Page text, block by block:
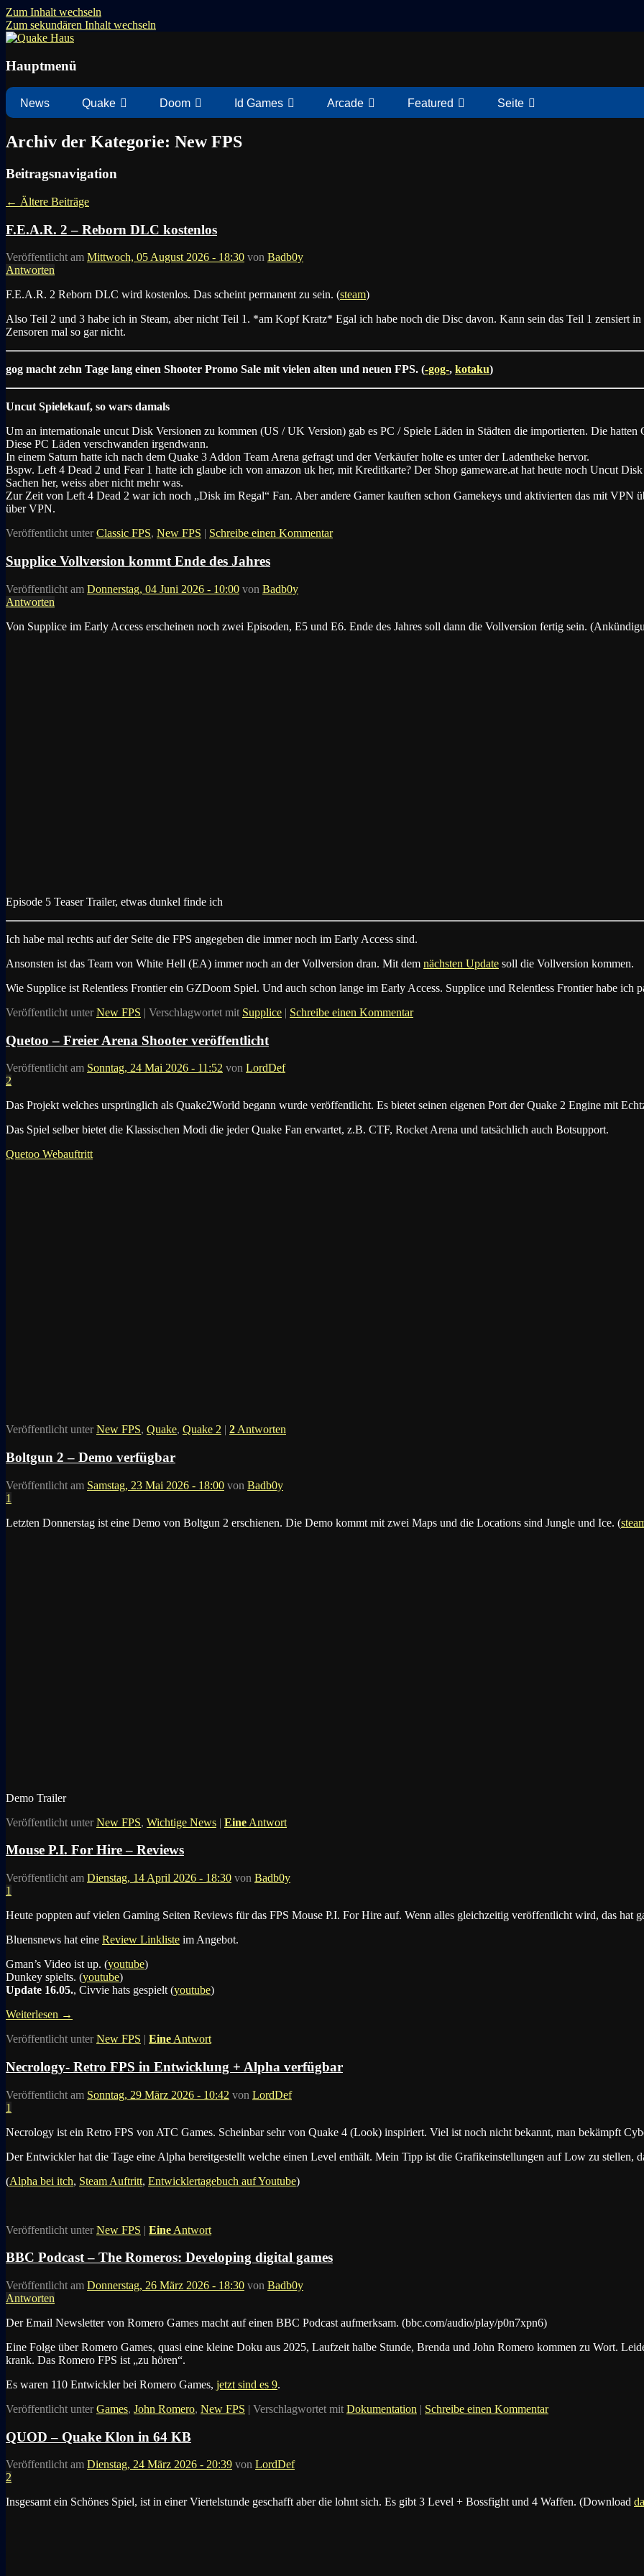
Zum Inhalt wechseln
Zum sekundären Inhalt wechseln
Quake Haus
Hauptmenü
News Quake Doom Id Games Arcade Featured Seite
Archiv der Kategorie: New FPS
Beitragsnavigation
← Ältere Beiträge
F.E.A.R. 2 – Reborn DLC kostenlos
Veröffentlicht am Mittwoch, 05 August 2026 - 18:30 von Badb0y
Antworten
F.E.A.R. 2 Reborn DLC wird kostenlos. Das scheint permanent zu sein. (steam)
Also Teil 2 und 3 habe ich in Steam, aber nicht Teil 1. *am Kopf Kratz* Egal ich habe noch die Disc davon. Kann sein das Teil 1 zensiert
Zensoren mal so gar nicht.
gog macht zehn Tage lang einen Shooter Promo Sale mit vielen alten und neuen FPS. (-gog-, kotaku)
Uncut Spielekauf, so wars damals
Um an internationale uncut Disk Versionen zu kommen (US / UK Version) gab es PC / Spiele Läden in Städten die importierten. Die hatten
Diese PC Läden verschwanden irgendwann.
In einem Saturn hatte ich nach dem Quake 3 Addon Team Arena gefragt und der Verkäufer holte es unter der Ladentheke hervor.
Bspw. Left 4 Dead 2 und Fear 1 hatte ich glaube ich von amazon uk her, mit Kreditkarte? Der Shop gameware.at hat heute noch Uncut
Sachen her, weiss aber nicht mehr was.
Zur Zeit von Left 4 Dead 2 war ich noch „Disk im Regal“ Fan. Aber andere Gamer kauften schon Gamekeys und aktivierten das mit VPN
über VPN.
Veröffentlicht unter Classic FPS, New FPS | Schreibe einen Kommentar
Supplice Vollversion kommt Ende des Jahres
Veröffentlicht am Donnerstag, 04 Juni 2026 - 10:00 von Badb0y
Antworten
Von Supplice im Early Access erscheinen noch zwei Episoden, E5 und E6. Ende des Jahres soll dann die Vollversion fertig sein.
Episode 5 Teaser Trailer, etwas dunkel finde ich
Ich habe mal rechts auf der Seite die FPS angegeben die immer noch im Early Access sind.
Ansonsten ist das Team von White Hell (EA) immer noch an der Vollversion dran. Mit dem nächsten Update soll die Vollversion kommen.
Wie Supplice ist Relentless Frontier ein GZDoom Spiel. Und auch schon lange im Early Access. Supplice und Relentless Frontier habe ich
Veröffentlicht unter New FPS | Verschlagwortet mit Supplice | Schreibe einen Kommentar
Quetoo – Freier Arena Shooter veröffentlicht
Veröffentlicht am Sonntag, 24 Mai 2026 - 11:52 von LordDef
2
Das Projekt welches ursprünglich als Quake2World begann wurde veröffentlicht. Es bietet seinen eigenen Port der Quake 2 Engine mit
Das Spiel selber bietet die Klassischen Modi die jeder Quake Fan erwartet, z.B. CTF, Rocket Arena und tatsächlich auch Botsupport.
Quetoo Webauftritt
Veröffentlicht unter New FPS, Quake, Quake 2 | 2 Antworten
Boltgun 2 – Demo verfügbar
Veröffentlicht am Samstag, 23 Mai 2026 - 18:00 von Badb0y
1
Letzten Donnerstag ist eine Demo von Boltgun 2 erschienen. Die Demo kommt mit zwei Maps und die Locations sind Jungle und Ice. (
Demo Trailer
Veröffentlicht unter New FPS, Wichtige News | Eine Antwort
Mouse P.I. For Hire – Reviews
Veröffentlicht am Dienstag, 14 April 2026 - 18:30 von Badb0y
1
Heute poppten auf vielen Gaming Seiten Reviews für das FPS Mouse P.I. For Hire auf. Wenn alles gleichzeitig veröffentlicht wird, das hat
Bluensnews hat eine Review Linkliste im Angebot.
Gman’s Video ist up. (youtube)
Dunkey spielts. (youtube)
Update 16.05., Civvie hats gespielt (youtube)
Weiterlesen →
Veröffentlicht unter New FPS | Eine Antwort
Necrology- Retro FPS in Entwicklung + Alpha verfügbar
Veröffentlicht am Sonntag, 29 März 2026 - 10:42 von LordDef
1
Necrology ist ein Retro FPS von ATC Games. Scheinbar sehr von Quake 4 (Look) inspiriert. Viel ist noch nicht bekannt, man bekämpft
Der Entwickler hat die Tage eine Alpha bereitgestellt welche einen Level enthält. Mein Tipp ist die Grafikeinstellungen auf Low zu stellen,
(Alpha bei itch, Steam Auftritt, Entwicklertagebuch auf Youtube)
Veröffentlicht unter New FPS | Eine Antwort
BBC Podcast – The Romeros: Developing digital games
Veröffentlicht am Donnerstag, 26 März 2026 - 18:30 von Badb0y
Antworten
Der Email Newsletter von Romero Games macht auf einen BBC Podcast aufmerksam. (bbc.com/audio/play/p0n7xpn6)
Eine Folge über Romero Games, quasi eine kleine Doku aus 2025, Laufzeit halbe Stunde, Brenda und John Romero kommen zu Wort.
krank. Das Romero FPS ist „zu hören“.
Es waren 110 Entwickler bei Romero Games, jetzt sind es 9.
Veröffentlicht unter Games, John Romero, New FPS | Verschlagwortet mit Dokumentation | Schreibe einen Kommentar
QUOD – Quake Klon in 64 KB
Veröffentlicht am Dienstag, 24 März 2026 - 20:39 von LordDef
2
Insgesamt ein Schönes Spiel, ist in einer Viertelstunde geschafft aber die lohnt sich. Es gibt 3 Level + Bossfight und 4 Waffen. (Download